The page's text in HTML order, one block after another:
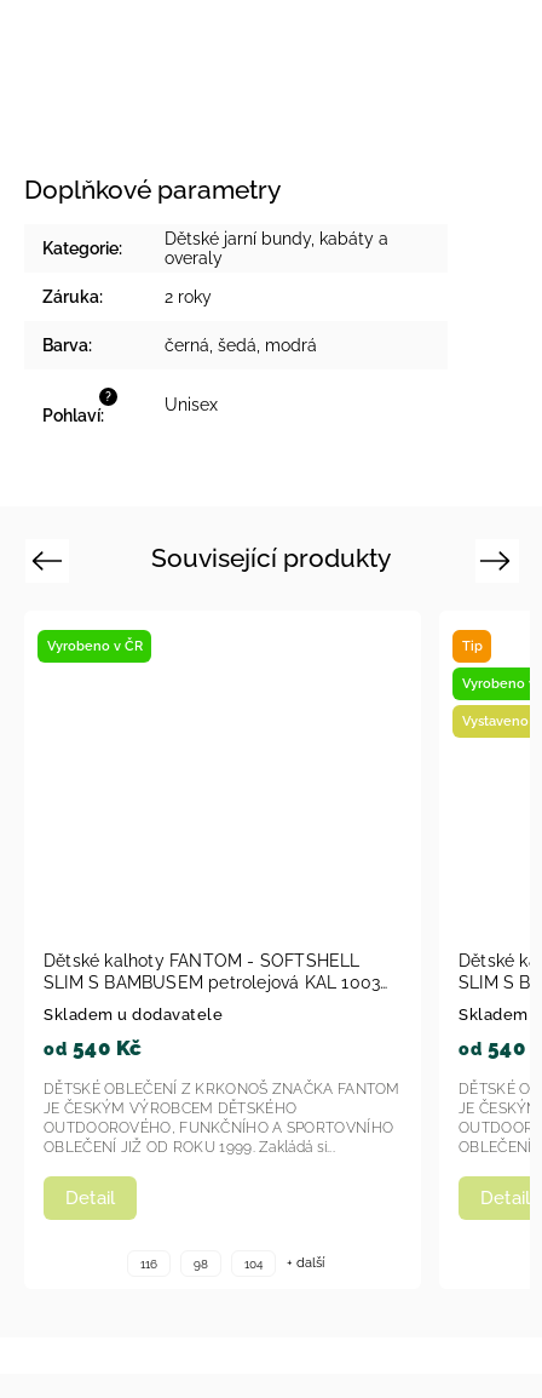
Doplňkové parametry
Kategorie:
Dětské jarní bundy, kabáty a
overaly
Záruka: 2 roky
Barva: černá šedá modrá
?
Pohlaví:
Unisex
Související produkty
Previous
Tip
Dětské kalhoty FANTOM - SOFTSHELL
SLIM S BAMBUSEM černá KAL 1001 2023
Skladem u dodavatele
od540 Kč
Detail
DĚTSKÉ OBLEČENÍ Z KRKONOŠ ZNAČKA FANTOM
JE ČESKÝM VÝROBCEM DĚTSKÉHO
OUTDOOROVÉHO, FUNKČNÍHO A SPORTOVNÍHO
OBLEČENÍ JIŽ OD ROKU 1999. Zakládá si...
116 98 104 + další
S
od
JE
Next